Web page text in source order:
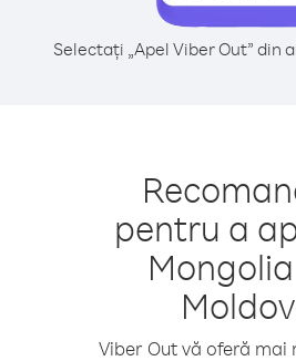
Selectați „Apel Viber Out” din
pentru a
Viber Out vă oferă mai